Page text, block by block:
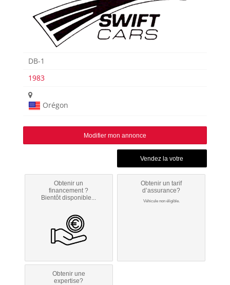
DB-1
1983
Orégon
Modifier mon annonce
Obtenir un
financement ?
Bientôt disponible...
Obtenir un tarif
d’assurance?
Véhicule non éligible.
Obtenir une
expertise?